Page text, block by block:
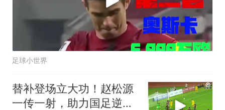
足球小世界
替补登场立大功！赵松源
一传一射，助力国足逆转